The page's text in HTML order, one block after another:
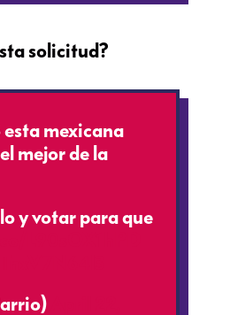
solicitud?
esta mexicana
mejor de la
y votar para que